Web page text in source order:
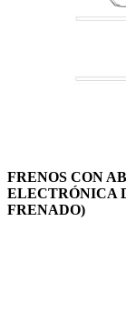
FRENOS CON
ELECTRÓNICA
FRENADO)